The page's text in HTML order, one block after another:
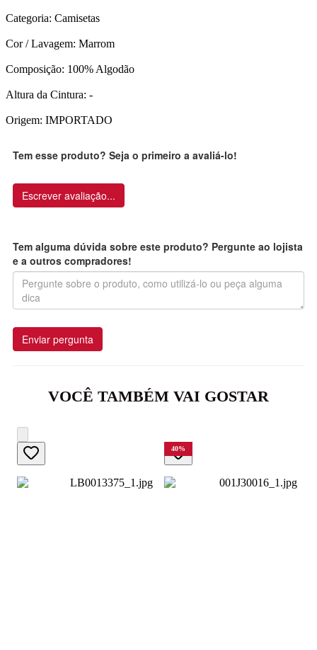
Categoria: Camisetas
Cor / Lavagem: Marrom
Composição: 100% Algodão
Altura da Cintura: -
Origem: IMPORTADO
Tem esse produto? Seja o primeiro a avaliá-lo!
Escrever avaliação...
Tem alguma dúvida sobre este produto? Pergunte ao lojista
e a outros compradores!
Enviar pergunta
VOCÊ TAMBÉM VAI GOSTAR
40%